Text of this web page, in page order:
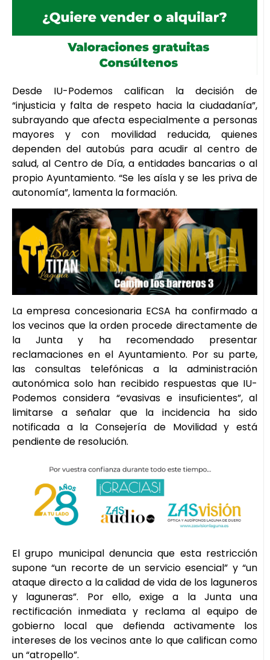
Desde IU-Podemos califican la decisión de
“injusticia y falta de respeto hacia la ciudadanía”,
subrayando que afecta especialmente a personas
mayores y con movilidad reducida, quienes
dependen del autobús para acudir al centro de
salud, al Centro de Día, a entidades bancarias o al
propio Ayuntamiento. “Se les aísla y se les priva de
autonomía”, lamenta la formación.
La empresa concesionaria ECSA ha confirmado a
los vecinos que la orden procede directamente de
la Junta y ha recomendado presentar
reclamaciones en el Ayuntamiento. Por su parte,
las consultas telefónicas a la administración
autonómica solo han recibido respuestas que IU-
Podemos considera “evasivas e insuficientes”, al
limitarse a señalar que la incidencia ha sido
notificada a la Consejería de Movilidad y está
pendiente de resolución.
El grupo municipal denuncia que esta restricción
supone “un recorte de un servicio esencial” y “un
ataque directo a la calidad de vida de los laguneros
y laguneras”. Por ello, exige a la Junta una
rectificación inmediata y reclama al equipo de
gobierno local que defienda activamente los
intereses de los vecinos ante lo que califican como
un “atropello”.